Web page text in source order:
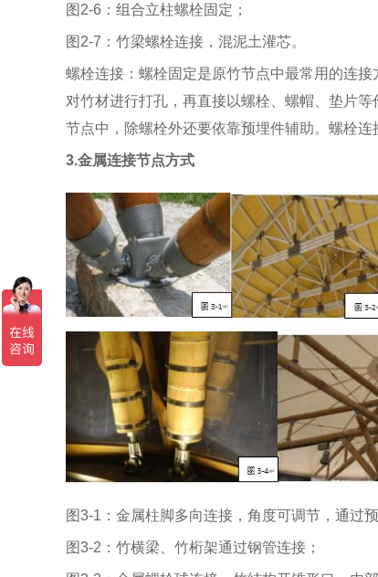
图2-6：组合立柱螺栓固定；
图2-7：竹梁螺栓连接，混泥土灌芯。
螺栓连接：螺栓固定是原竹节点中最常用的连
对竹材进行打孔，再直接以螺栓、螺帽、垫片
节点中，除螺栓外还要依靠预埋件辅助。螺栓连
3.金属连接节点方式
图3-1：金属柱脚多向连接，角度可调节，通过
图3-2：竹横梁、竹桁架通过钢管连接；